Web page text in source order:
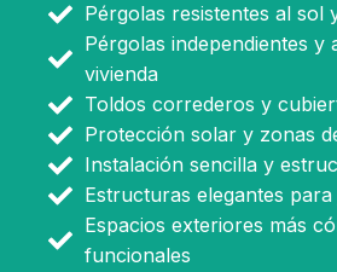
Pérgolas resistentes al sol
Pérgolas independientes y
vivienda
Toldos correderos y
Protección solar y zonas
Instalación sencilla y
Estructuras elegantes para
Espacios exteriores más
funcionales